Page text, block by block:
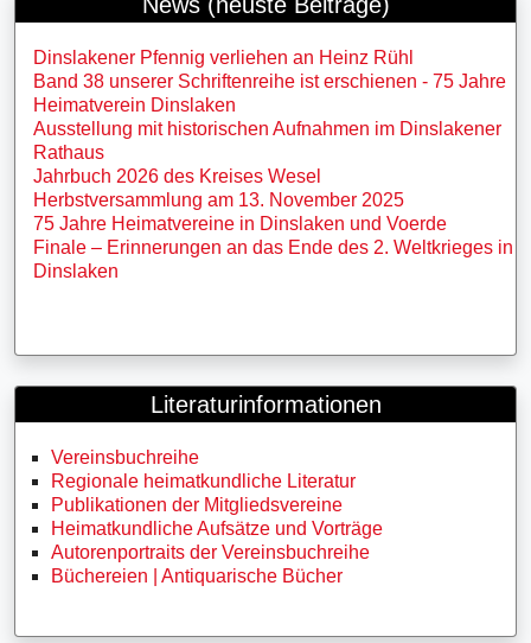
Dinslakener Pfennig verliehen an Heinz Rühl
Band 38 unserer Schriftenreihe ist erschienen - 75 Jahre
Heimatverein Dinslaken
Ausstellung mit historischen Aufnahmen im Dinslakener
Rathaus
Jahrbuch 2026 des Kreises Wesel
Herbstversammlung am 13. November 2025
75 Jahre Heimatvereine in Dinslaken und Voerde
Finale – Erinnerungen an das Ende des 2. Weltkrieges in
Dinslaken
Literaturinformationen
Vereinsbuchreihe
Regionale heimatkundliche Literatur
Publikationen der Mitgliedsvereine
Heimatkundliche Aufsätze und Vorträge
Autorenportraits der Vereinsbuchreihe
Büchereien | Antiquarische Bücher